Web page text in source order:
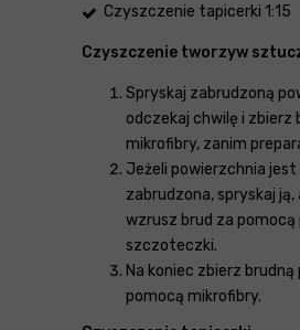
Czyszczenie tapicerki 1:15
Czyszczenie tworzyw
Spryskaj zabrudzoną
odczekaj chwilę i zbierz
mikrofibry, zanim
Jeżeli powierzchnia jest
zabrudzona, spryskaj
wzrusz brud za pomocą
szczoteczki.
Na koniec zbierz brudną
pomocą mikrofibry.